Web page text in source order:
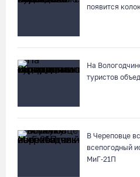
04.08.26 / 15:03
появится
На
туристов
В Череповце
всепогодный
МиГ‑21П